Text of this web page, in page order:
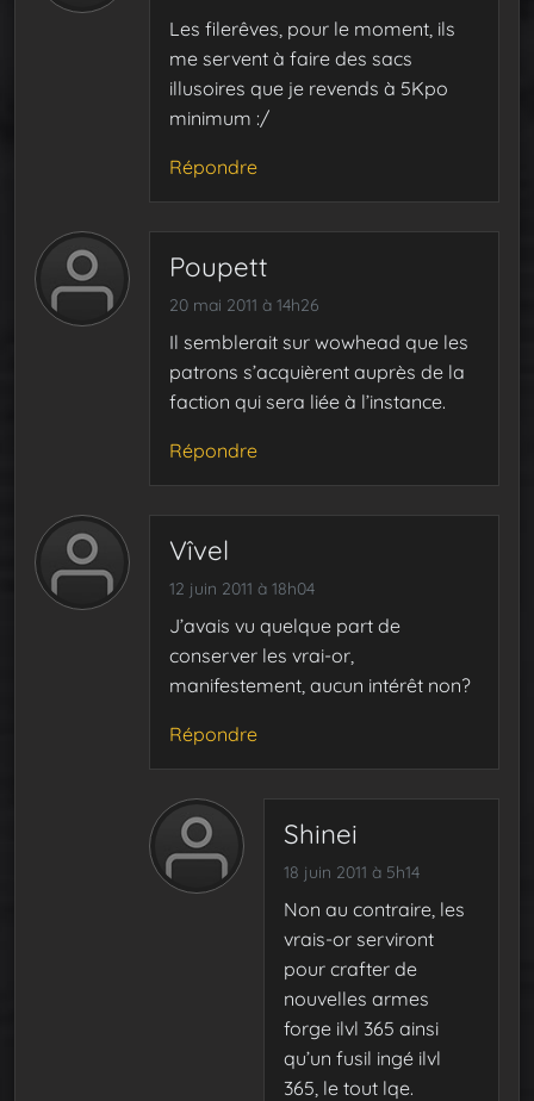
Les filerêves, pour le moment, ils
me servent à faire des sacs
illusoires que je revends à 5Kpo
minimum :/
Répondre
Poupett
20 mai 2011 à 14h26
Il semblerait sur wowhead que les
patrons s’acquièrent auprès de la
faction qui sera liée à l’instance.
Répondre
Vîvel
12 juin 2011 à 18h04
J’avais vu quelque part de
conserver les vrai-or,
manifestement, aucun intérêt non?
Répondre
Shinei
18 juin 2011 à 5h14
Non au contraire, les
vrais-or serviront
pour crafter de
nouvelles armes
forge ilvl 365 ainsi
qu’un fusil ingé ilvl
365, le tout lqe.